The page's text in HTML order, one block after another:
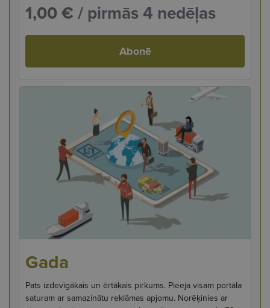
1,00 €/ pirmās 4 nedēļas
Abonē
Gada
Pats izdevīgākais un ērtākais pirkums. Pieeja visam portāla
saturam ar samazinātu reklāmas apjomu. Norēķinies ar